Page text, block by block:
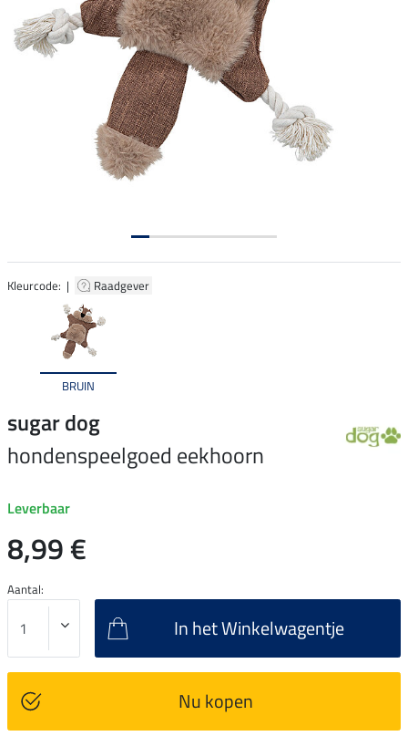
Kleurcode: | Raadgever
BRUIN
sugar dog
hondenspeelgoed eekhoorn
Leverbaar
8,99 €
Aantal:
In het Winkelwagentje
Nu kopen